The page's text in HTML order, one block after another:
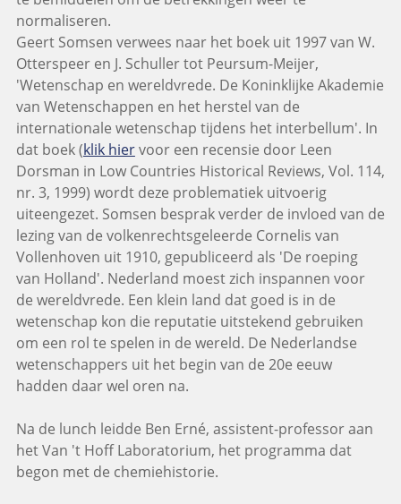
normaliseren.
Geert Somsen verwees naar het boek uit 1997 van W.
Otterspeer en J. Schuller tot Peursum-Meijer,
'Wetenschap en wereldvrede. De Koninklijke Akademie
van Wetenschappen en het herstel van de
internationale wetenschap tijdens het interbellum'. In
dat boek (klik hiervoor een recensie door Leen
Dorsman in Low Countries Historical Reviews, Vol. 114,
nr. 3, 1999) wordt deze problematiek uitvoerig
uiteengezet. Somsen besprak verder de invloed van de
lezing van de volkenrechtsgeleerde Cornelis van
Vollenhoven uit 1910, gepubliceerd als 'De roeping
van Holland'. Nederland moest zich inspannen voor
de wereldvrede. Een klein land dat goed is in de
wetenschap kon die reputatie uitstekend gebruiken
om een rol te spelen in de wereld. De Nederlandse
wetenschappers uit het begin van de 20e eeuw
hadden daar wel oren na.
Na de lunch leidde Ben Erné, assistent-professor aan
het Van 't Hoff Laboratorium, het programma dat
begon met de chemiehistorie.